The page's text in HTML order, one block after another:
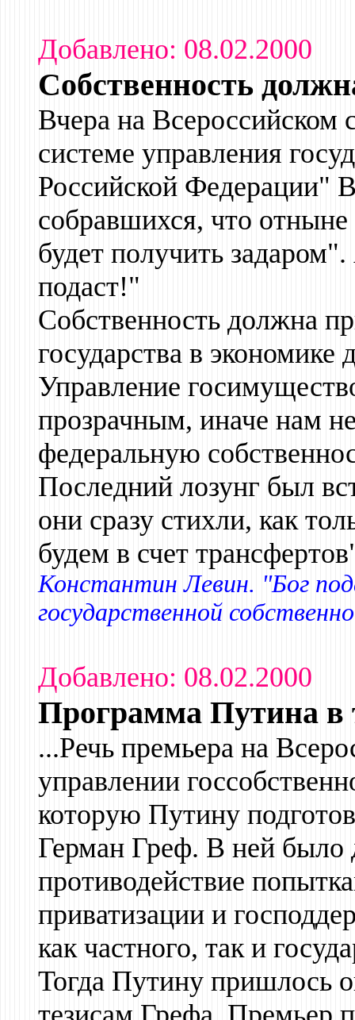
Добавлено: 08.02.2000
Собственность
Вчера на
системе управления
Российской Федерации"
собравшихся, что отныне
будет получить
подаст!"
Собственность должна
государства в
Управление
прозрачным, иначе нам
федеральную
Последний лозунг был
они сразу стихли, как
будем в счет
Константин Левин. "Бог
государственной
Добавлено: 08.02.2000
Программа Путина в
...Речь премьера на
управлении
которую Путину
Герман Греф. В ней было
противодействие
приватизации и
как частного, так и
Тогда Путину пришлось